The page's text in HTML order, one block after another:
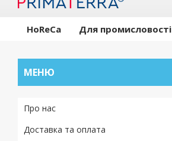
HoReCa Для промисловості
Про нас
Доставка та оплата